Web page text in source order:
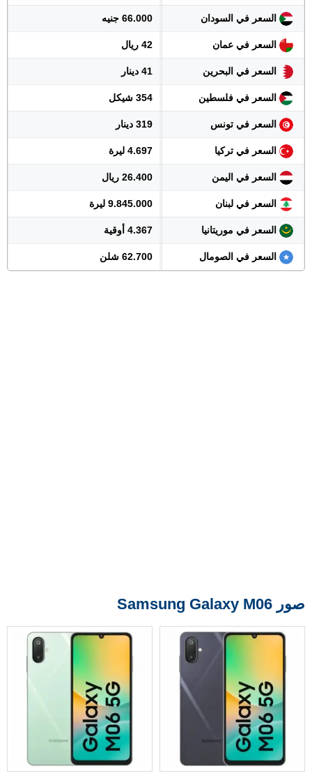
السعر في السودان 66.000 جنيه
السعر في عمان 42 ريال
السعر في البحرين 41 دينار
السعر في فلسطين 354 شيكل
السعر في تونس 319 دينار
السعر في تركيا 4.697 ليرة
السعر في اليمن 26.400 ريال
السعر في لبنان 9.845.000 ليرة
السعر في موريتانيا 4.367 أوقية
السعر في الصومال 62.700 شلن
صور Samsung Galaxy M06